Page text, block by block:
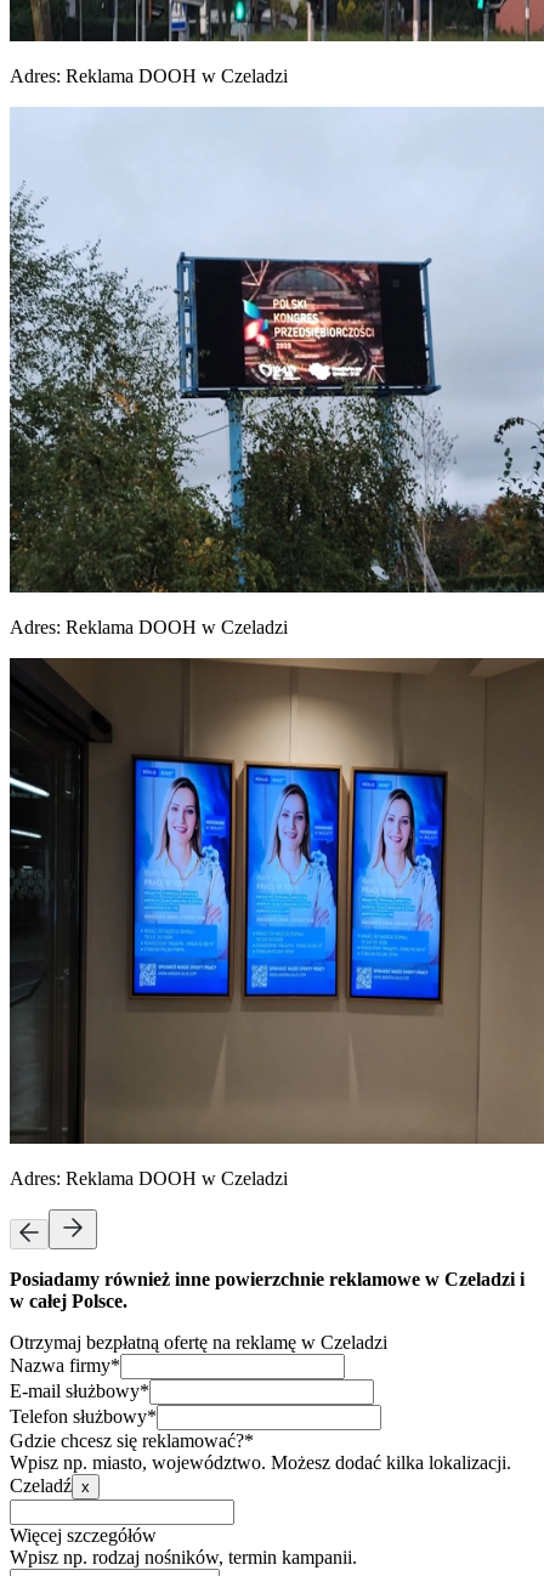
Adres: Reklama DOOH w Czeladzi
Adres: Reklama DOOH w Czeladzi
Adres: Reklama DOOH w Czeladzi
Posiadamy również inne powierzchnie reklamowe w Czeladzi i
w całej Polsce.
Otrzymaj bezpłatną ofertę na reklamę w Czeladzi
Nazwa firmy*
E-mail służbowy*
Telefon służbowy*
Gdzie chcesz się reklamować?*
Wpisz np. miasto, województwo. Możesz dodać kilka lokalizacji.
Czeladź x
Więcej szczegółów
Wpisz np. rodzaj nośników, termin kampanii.